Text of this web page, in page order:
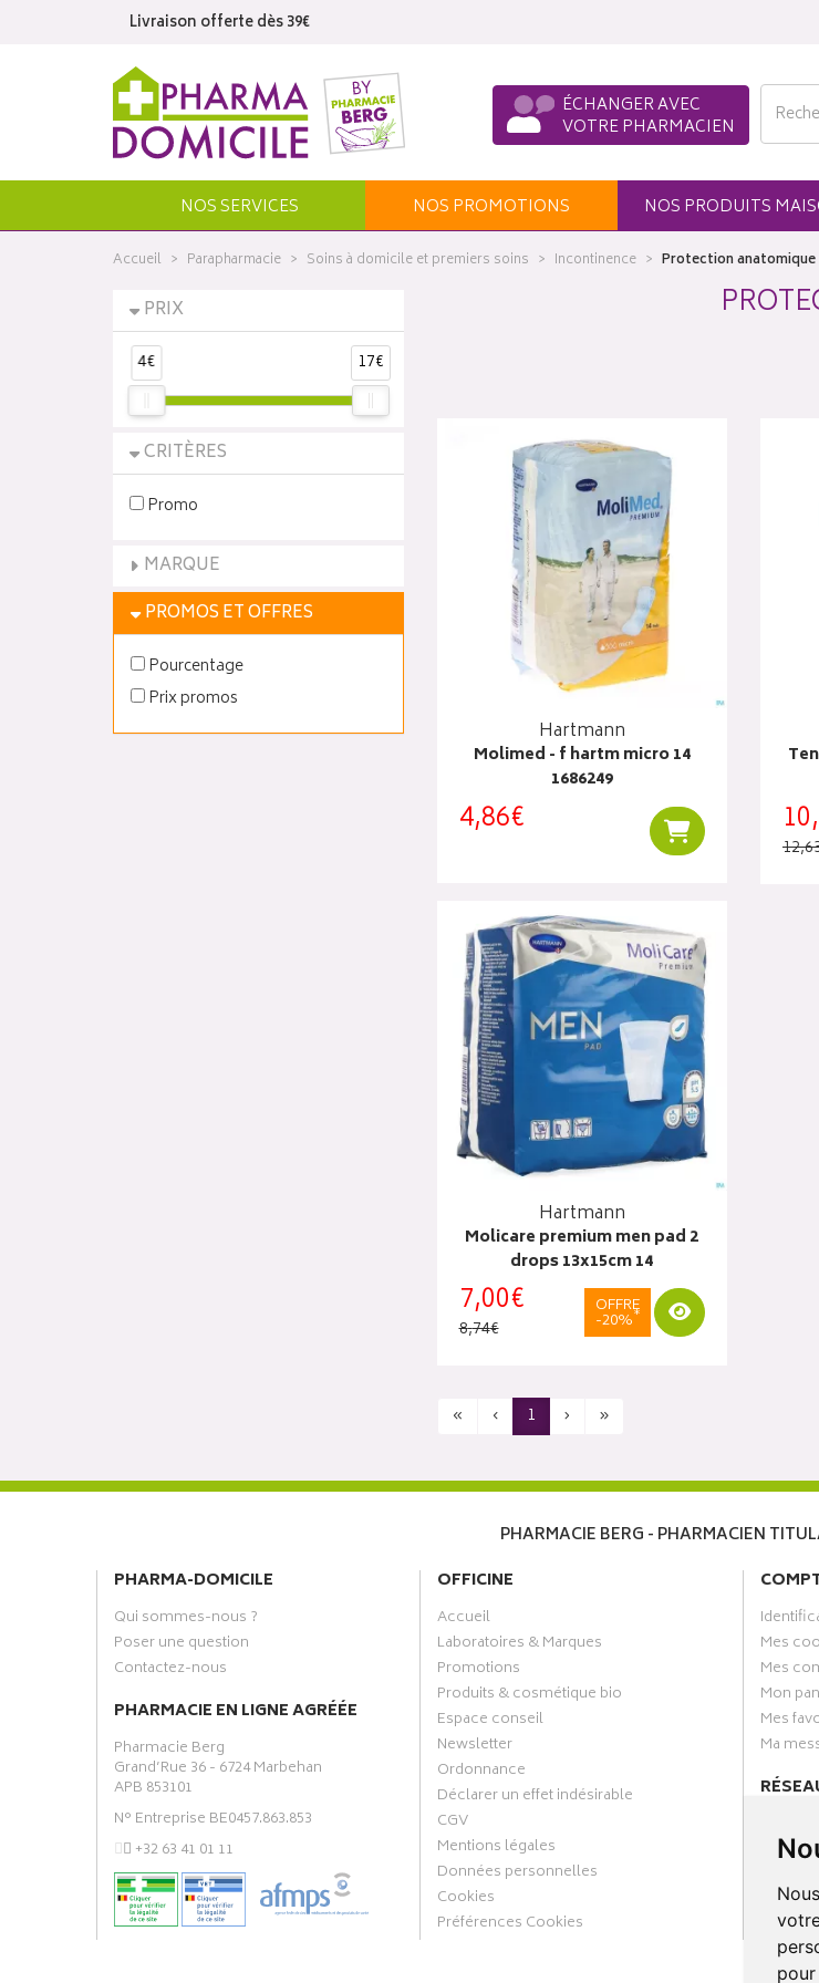
Livraison offerte dès 39€
ÉCHANGER AVEC
VOTRE PHARMACIEN
NOS SERVICES NOS PROMOTIONS NOS PRODUITS
Accueil Parapharmacie Soins à domicile et premiers soins Incontinence Protection anatomique
PRIX
4€ 17€
CRITÈRES
Promo
MARQUE
PROMOS ET OFFRES
Pourcentage
Prix promos
Hartmann
Molimed - f hartm micro 14
1686249
4,86€ Ajouter au panier
10,
12,
Hartmann
Molicare premium men pad 2
drops 13x15cm 14
7,00€
8,74€
OFFRE
-20%* Visualiser
« ‹ 1 › »
PHARMACIE BERG - PHARMACIEN
PHARMA-DOMICILE
Qui sommes-nous ?
Poser une question
Contactez-nous
PHARMACIE EN LIGNE AGRÉÉE
Pharmacie Berg
Grand’Rue 36 - 6724 Marbehan
APB 853101
N° Entreprise BE0457.863.853
‭+32 63 41 01 11‬
OFFICINE
Accueil
Laboratoires & Marques
Promotions
Produits & cosmétique bio
Espace conseil
Newsletter
Ordonnance
Déclarer un effet indésirable
CGV
Mentions légales
Données personnelles
Cookies
Préférences Cookies
Mes
Mes
Mon
Mes
Ma